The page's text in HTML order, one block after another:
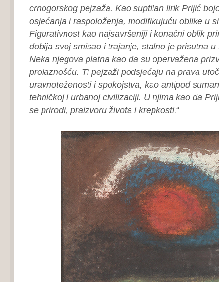
crnogorskog pejzaža. Kao suptilan lirik Prijić
osjećanja i raspoloženja, modifikujuću oblike u
Figurativnost kao najsavršeniji i konačni oblik
dobija svoj smisao i trajanje, stalno je prisutna u
Neka njegova platna kao da su opervažena
prolaznošću. Ti pejzaži podsjećaju na prava
uravnoteženosti i spokojstva, kao antipod
tehničkoj i urbanoj civilizaciji. U njima kao da
se prirodi, praizvoru života i krepkosti.“